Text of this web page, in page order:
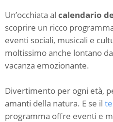
Un’occhiata al calendario
scoprire un ricco
eventi sociali, musicali e
moltissimo anche lontano
vacanza emozionante.
Divertimento per ogni età,
amanti della natura. E se il
programma offre eventi e